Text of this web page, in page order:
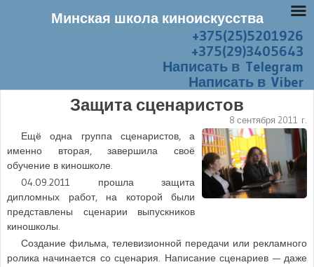
+375(25)5201926
+375(29)3405643
Написать в Telegram
Написать в Viber
Защита сценаристов
8 сентября 2011 г.
Ещё одна группа сценаристов, а
именно вторая, завершила своё
обучение в киношколе.
04.09.2011 прошла защита
дипломных работ, на которой были
представлены сценарии выпускников
киношколы.
Создание фильма, телевизионной передачи или рекламного
ролика начинается со сценария. Написание сценариев — даже
Минская школа киноискусства